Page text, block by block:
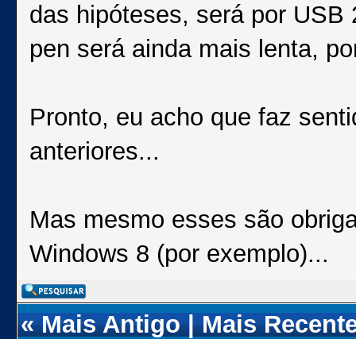
das hipóteses, será por
pen será ainda mais lenta,
Pronto, eu acho que faz
anteriores...
Mas mesmo esses são
Windows 8 (por exemplo)...
«Mais Antigo|Mais